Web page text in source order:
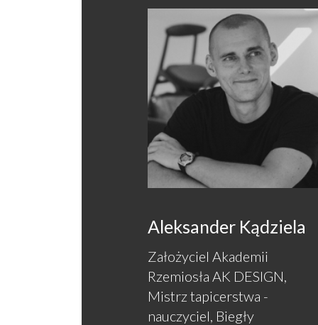
Aleksander Kądziela
Założyciel Akademii
Rzemiosła AK DESIGN,
Mistrz tapicerstwa -
nauczyciel, Biegły